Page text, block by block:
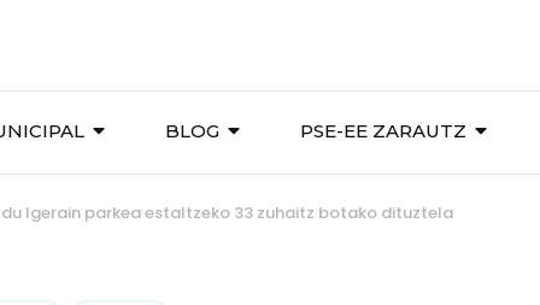
BLOG PSE-EE ZARAUTZ
du Igerain parkea estaltzeko 33 zuhaitz botako dituztela